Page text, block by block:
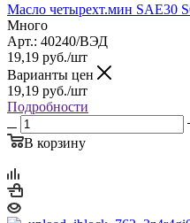
Масло четырехт.мин SAE30
Много
Арт.: 40240/ВЭД
19,19 руб./шт
Варианты цен
19,19 руб./шт
Подробности
В корзину